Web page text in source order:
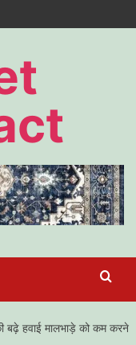
बढ़े हवाई मालभाड़े को कम करने